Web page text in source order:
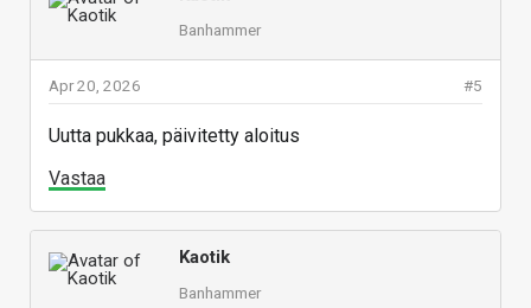
Banhammer
#5
Apr 20, 2026
Uutta pukkaa, päivitetty aloitus
Vastaa
Kaotik
Banhammer